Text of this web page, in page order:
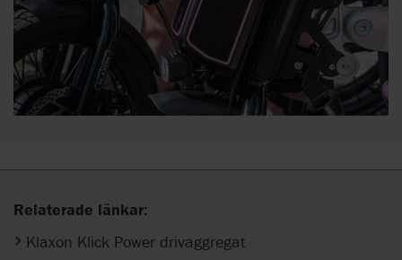
Relaterade länkar:
Klaxon Klick Power drivaggregat